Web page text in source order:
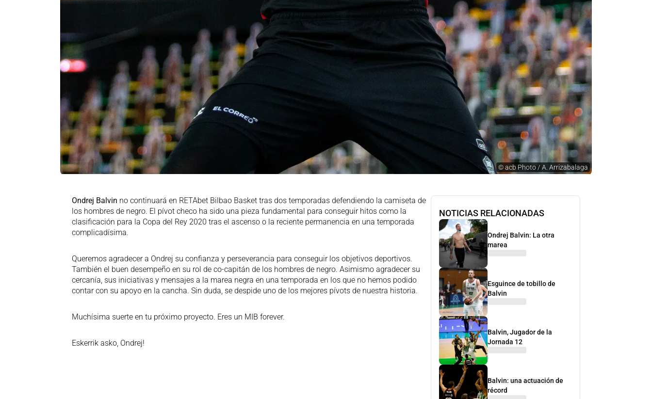
©acb Photo / A. Arrizabalaga
Ondrej Balvin no continuará en RETAbet Bilbao Basket tras dos temporadas defendiendo la camiseta de
los hombres de negro. El pívot checo ha sido una pieza fundamental para conseguir hitos como la
clasificación para la Copa del Rey 2020 tras el ascenso o la reciente permanencia en una temporada
complicadísima.
Queremos agradecer a Ondrej su confianza y perseverancia para conseguir los objetivos deportivos.
También el buen desempeño en su rol de co-capitán de los hombres de negro. Asimismo agradecer su
cercanía, sus iniciativas y mensajes a la marea negra en una temporada en los que no hemos podido
contar con su apoyo en la cancha. Sin duda, se despide uno de los mejores pívots de nuestra historia.
Muchísima suerte en tu próximo proyecto. Eres un MIB forever.
Eskerrik asko, Ondrej!
NOTICIAS RELACIONADAS
Ondrej Balvin: La otra
marea
Esguince de tobillo de
Balvin
Balvin, Jugador de la
Jornada 12
Balvin: una actuación de
récord